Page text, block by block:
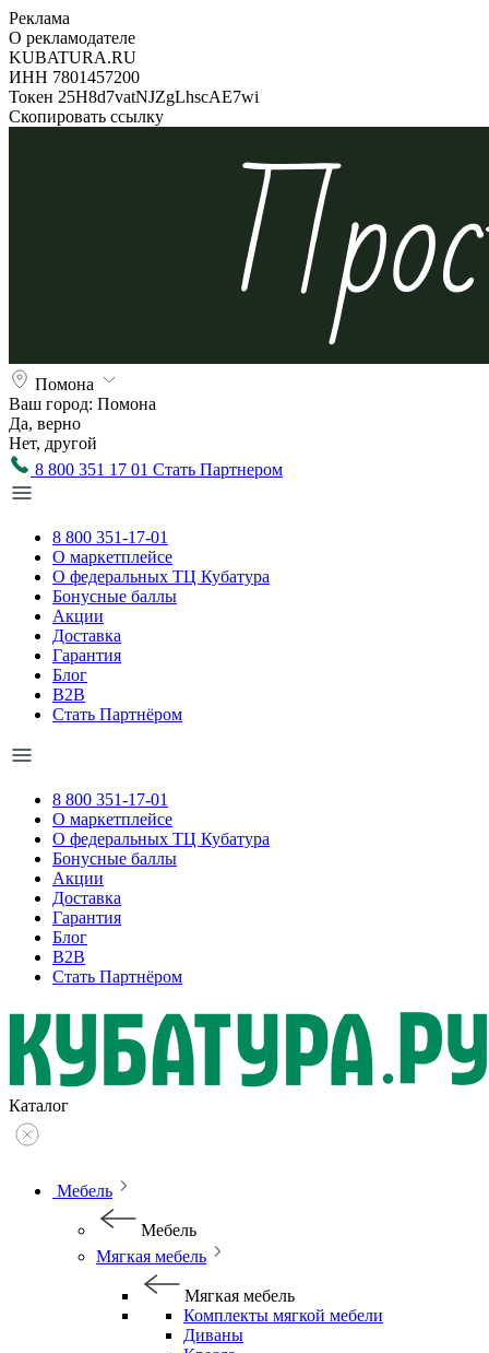
Реклама
О рекламодателе
KUBATURA.RU
ИНН 7801457200
Токен 25H8d7vatNJZgLhscAE7wi
Скопировать ссылку
Помона
Ваш город: Помона
Да, верно
Нет, другой
8 800 351 17 01 Стать Партнером
8 800 351-17-01
О маркетплейсе
О федеральных ТЦ Кубатура
Бонусные баллы
Акции
Доставка
Гарантия
Блог
B2B
Стать Партнёром
8 800 351-17-01
О маркетплейсе
О федеральных ТЦ Кубатура
Бонусные баллы
Акции
Доставка
Гарантия
Блог
B2B
Стать Партнёром
Каталог
Мебель
Мебель
Мягкая мебель
Мягкая мебель
Комплекты мягкой мебели
Диваны